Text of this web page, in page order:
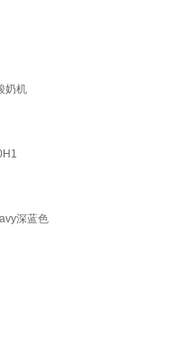
奶机
深蓝色